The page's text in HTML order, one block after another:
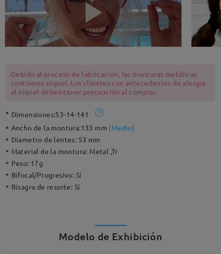
Debido al proceso de fabricación, las monturas metálicas
contienen níquel. Los clientes con antecedentes de alergia
al níquel deben tener precaución al comprar.
Dimensiones:53-14-141
Ancho de la montura:133 mm (Medio)
Diametro de lentes: 53 mm
Material de la montura: Metal ,Tr
Peso: 17g
Bifocal/Progresivo: Sí
Bisagra de resorte: Sí
Modelo de Exhibición